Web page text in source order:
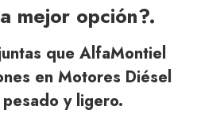
mejor opción?.
que AlfaMontiel
en Motores Diésel
y ligero.